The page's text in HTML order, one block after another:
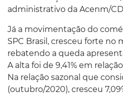
administrativo da Acenm/
Já a movimentação do
SPC Brasil, cresceu forte no
rebatendo a queda
A alta foi de 9,41% em
Na relação sazonal que
(outubro/2020), cresceu